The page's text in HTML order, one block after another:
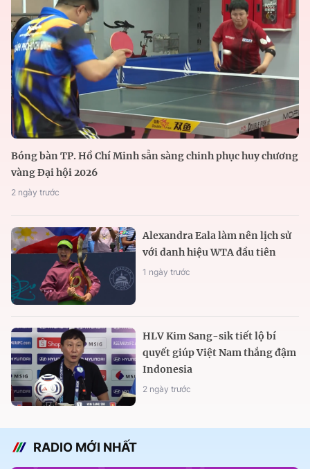
Bóng bàn TP. Hồ Chí Minh sẵn sàng chinh phục huy chương
vàng Đại hội 2026
2 ngày trước
Alexandra Eala làm nên lịch sử
với danh hiệu WTA đầu tiên
1 ngày trước
HLV Kim Sang-sik tiết lộ bí
quyết giúp Việt Nam thắng đậm
Indonesia
2 ngày trước
RADIO MỚI NHẤT